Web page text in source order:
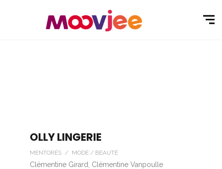
OLLY LINGERIE
MENTORÉS / MODE / BEAUTÉ
Clémentine Girard, Clémentine Vanpoulle